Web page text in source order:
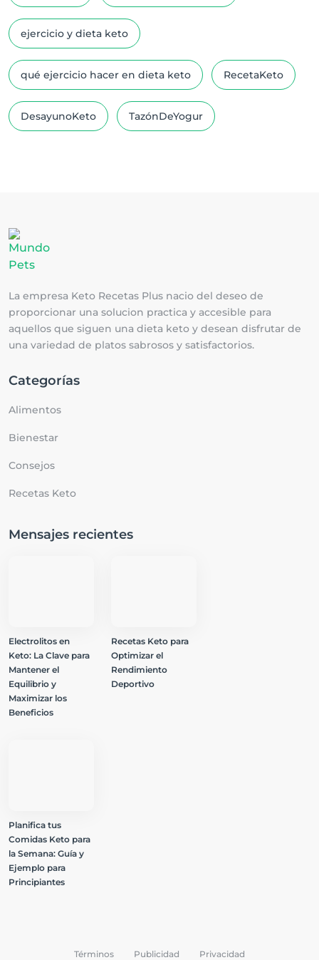
ejercicio y dieta keto
qué ejercicio hacer en dieta keto RecetaKeto
DesayunoKeto TazónDeYogur
La empresa Keto Recetas Plus nacio del deseo de
proporcionar una solucion practica y accesible para
aquellos que siguen una dieta keto y desean disfrutar de
una variedad de platos sabrosos y satisfactorios.
Categorías
Alimentos
Bienestar
Consejos
Recetas Keto
Mensajes recientes
Electrolitos en
Keto: La Clave para
Mantener el
Equilibrio y
Maximizar los
Beneficios
Recetas Keto para
Optimizar el
Rendimiento
Deportivo
Planifica tus
Comidas Keto para
la Semana: Guía y
Ejemplo para
Principiantes
Términos Publicidad Privacidad